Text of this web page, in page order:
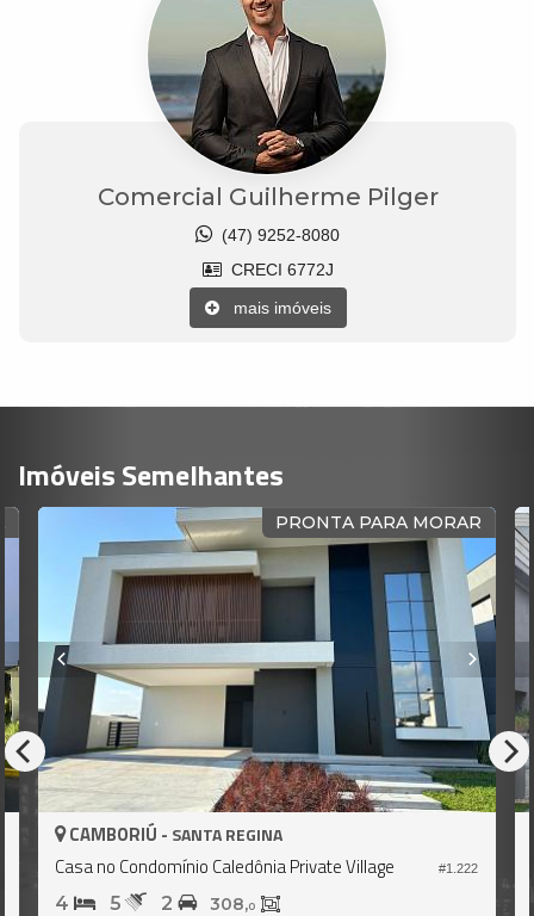
Comercial Guilherme Pilger
(47) 9252-8080
CRECI 6772J
mais imóveis
Imóveis Semelhantes
PRONTA PARA MORAR
#1.222
CAMBORIÚ - SANTA REGINA
Casa no Condomínio Caledônia Private Village
4 5 2 308,0